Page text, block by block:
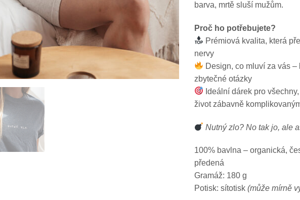
barva, mrtě sluší mužům.
Proč ho potřebujete?
Prémiová kvalita, která
nervy
Design, co mluví za vás –
zbytečné otázky
Ideální dárek pro
život zábavně
Nutný zlo? No tak jo, ale
100% bavlna – organická,
předená
Gramáž: 180 g
Potisk: sítotisk (může mírně